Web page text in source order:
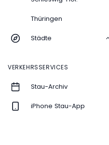
Thüringen
Städte
VERKEHRSSERVICES
Stau-Archiv
iPhone Stau-App